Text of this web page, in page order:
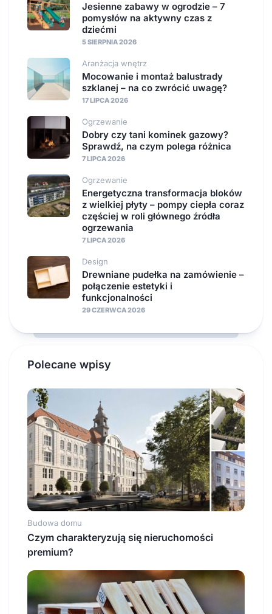
Jesienne zabawy w ogrodzie – 7
pomysłów na aktywny czas z
dziećmi
5 SIERPNIA 2026
Aranżacja wnętrz
Mocowanie i montaż balustrady
szklanej – na co zwrócić uwagę?
17 LIPCA 2026
Ogrzewanie
Dobry czy tani kominek gazowy?
Sprawdź, na czym polega różnica
7 LIPCA 2026
Ogrzewanie
Energetyczna transformacja bloków
z wielkiej płyty – pompy ciepła coraz
częściej w roli głównego źródła
ogrzewania
7 LIPCA 2026
Design
Drewniane pudełka na zamówienie –
połączenie estetyki i
funkcjonalności
29 CZERWCA 2026
Polecane wpisy
Budowa domu
Czym charakteryzują się nieruchomości
premium?